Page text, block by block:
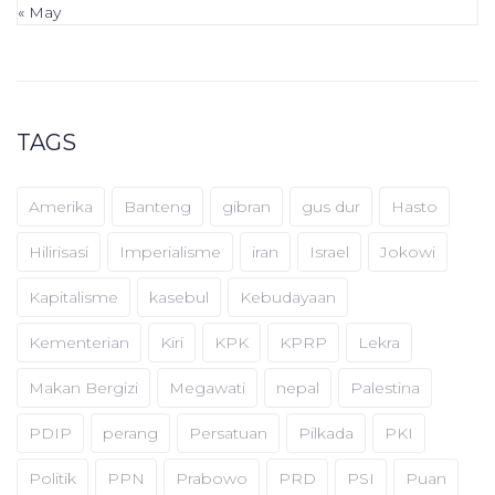
« May
TAGS
Amerika Banteng gibran gus dur Hasto
Hilirisasi Imperialisme iran Israel Jokowi
Kapitalisme kasebul Kebudayaan
Kementerian Kiri KPK KPRP Lekra
Makan Bergizi Megawati nepal Palestina
PDIP perang Persatuan Pilkada PKI
Politik PPN Prabowo PRD PSI Puan